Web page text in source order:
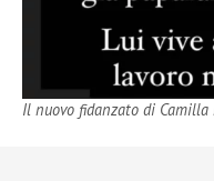
Il nuovo fidanzato di Camilla